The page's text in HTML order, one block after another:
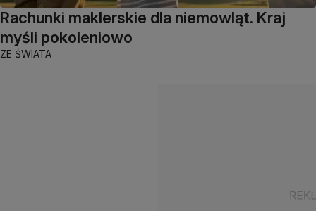
Rachunki maklerskie dla niemowląt. Kraj
myśli pokoleniowo
ZE ŚWIATA